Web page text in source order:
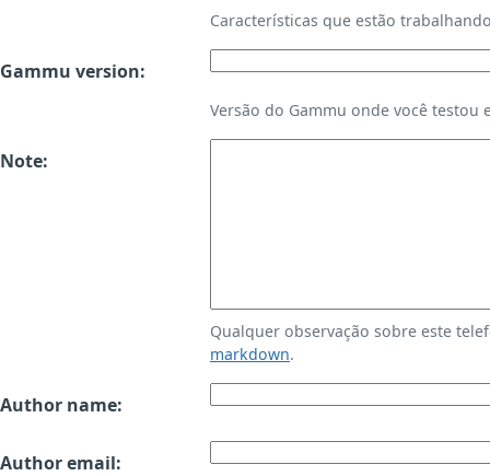
Características que estão
Gammu version:
Versão do Gammu onde você testou
Note:
Qualquer observação sobre este
markdown.
Author name:
Author email: